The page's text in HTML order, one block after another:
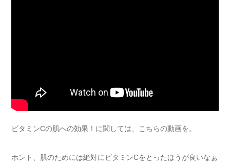
ビタミンCの肌への効果！に関しては、こちらの動画を。
ホント、肌のためには絶対にビタミンCをとったほうが良いなぁ